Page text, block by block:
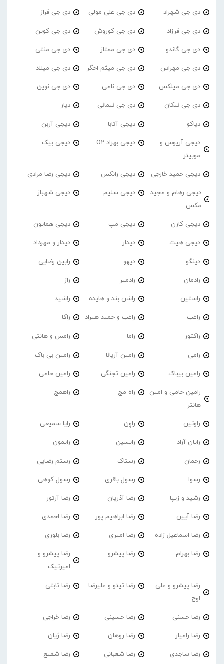
دی جی شهراد دی جی علی مولی دی جی فراز
دی جی فرزاد دی جی کوروش دی جی کوین
دی جی گاندو دی جی ممتاز دی جی منتی
دی جی مهراس دی جی میثم اخگر دی جی میلاد
دی جی میلکس دی جی نامی دی جی نوین
دی جی نیکان دی جی نیمانی دیار
دیاکو دیجی آتابا دیجی آربن
دیجی آریوس و
موبیتز
دیجی بهزاد O2 دیجی بیک
دیجی حمید خارجی دیجی رانکس دیجی رضا مرادی
دیجی رهام و مجید
مکس
دیجی سلیم دیجی شهباز
دیجی کارن دیجی مپ دیجی همایون
دیجی هیت دیدار دیدار و مهرداد
دینگو دیهو رابین رضایی
رادمان رادمیر راز
راستین راشن بند و هایده راشید
راغب راغب و حمید هیراد راکا
راکتور راما رامس و هانتی
رامی رامین آریانا رامین بی باک
رامین بیباک رامین تجنگی رامین حامی
رامین حامی و امین
هانتر
راه مج راهمج
راوتین راوِن رایا سمیعی
رایان آراد رایسین رایمون
رحمان رستاک رستم رضایی
رسوا رسول باقری رسول کوهی
رشید و زیپا رضا آذریان رضا آرتور
رضا آیین رضا ابراهیم پور رضا احمدی
رضا اسماعیل زاده رضا امیری رضا بلوری
رضا بهرام رضا پیشرو
رضا پیشرو و
امیرتیک
رضا پیشرو و علی
اوج
رضا تیتو و علیرضا رضا ثابتی
رضا حسنی رضا حسینی رضا خراجی
رضا رامیار رضا روهان رضا ژیان
رضا ساجدی رضا شعبانی رضا شفیع